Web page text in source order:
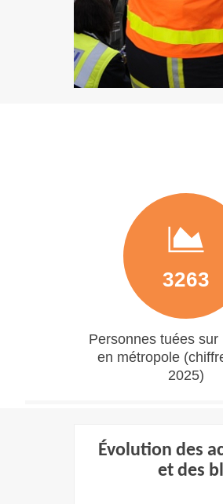
3263
Personnes tuées sur
en métropole
2025)
Évolution des
et des